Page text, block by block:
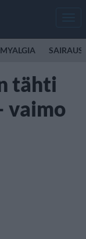
SAIRAUS
tähti
vaimo